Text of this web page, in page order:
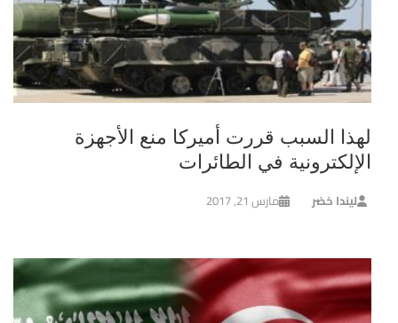
لهذا السبب قررت أميركا منع الأجهزة
الإلكترونية في الطائرات
ليندا خضر مارس 21, 2017